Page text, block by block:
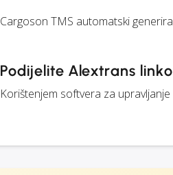
Cargoson TMS automatski
Podijelite Alextrans
Korištenjem softvera za